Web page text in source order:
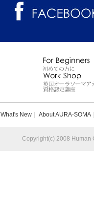
What's New ｜ About AURA-SOMA
Copyright(c) 2008 Human